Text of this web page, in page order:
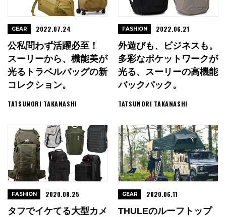
公私問わず活躍必至！
スーリーから、機能美が
光るトラベルバッグの新
コレクション。
TATSUNORI TAKANASHI
GEAR 2022.07.24
外遊びも、ビジネスも。
多彩なポケットワークが
光る、スーリーの高機能
バックパック。
TATSUNORI TAKANASHI
FASHION 2022.06.21
タフでイケてる大型カメ
FASHION 2020.08.25
THULEのルーフトップ
GEAR 2020.06.11